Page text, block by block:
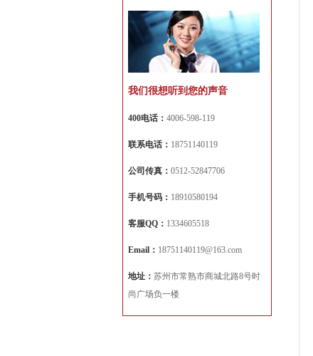
我们很想听到您的声音
400电话： 4006-598-119
联系电话： 18751140119
公司传真： 0512-52847706
手机号码： 18910580194
客服QQ： 1334605518
Email： 18751140119@163.com
地址： 苏州市常熟市商城北路8号时
尚广场负一楼